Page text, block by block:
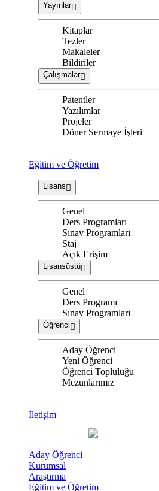
Yayınlar
Kitaplar
Tezler
Makaleler
Bildiriler
Çalışmalar
Patentler
Yazılımlar
Projeler
Döner Sermaye İşleri
Eğitim ve Öğretim
Lisans
Genel
Ders Programları
Sınav Programları
Staj
Açık Erişim
Lisansüstü
Genel
Ders Programı
Sınav Programları
Öğrenci
Aday Öğrenci
Yeni Öğrenci
Öğrenci Topluluğu
Mezunlarımız
İletişim
Aday Öğrenci
Kurumsal
Araştırma
Eğitim ve Öğretim